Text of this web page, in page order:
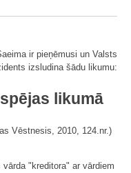
ir pieņēmusi un Valsts
izsludina šādu likumu:
likumā
Vēstnesis, 2010, 124.nr.)
"kreditora" ar vārdiem